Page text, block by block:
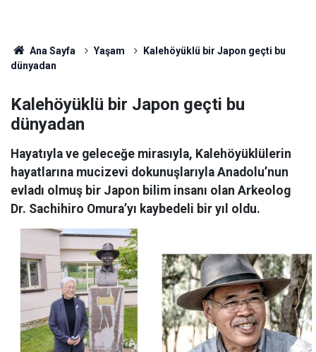
Ana Sayfa Yaşam
Kalehöyüklü bir Japon geçti bu
dünyadan
Kalehöyüklü bir Japon geçti bu
dünyadan
Hayatıyla ve geleceğe mirasıyla, Kalehöyüklülerin
hayatlarına mucizevi dokunuşlarıyla Anadolu’nun
evladı olmuş bir Japon bilim insanı olan Arkeolog
Dr. Sachihiro Omura’yı kaybedeli bir yıl oldu.